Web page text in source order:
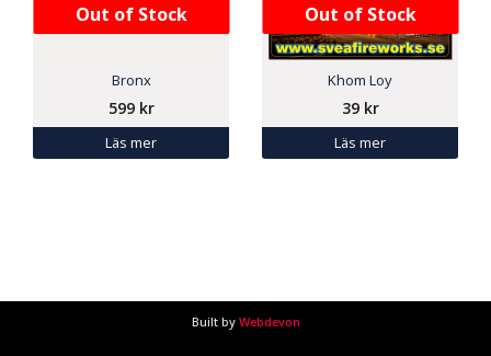
Out of Stock
Bronx
599 kr
Läs mer
Out of Stock
Khom Loy
39 kr
Läs mer
Built by Webdevon